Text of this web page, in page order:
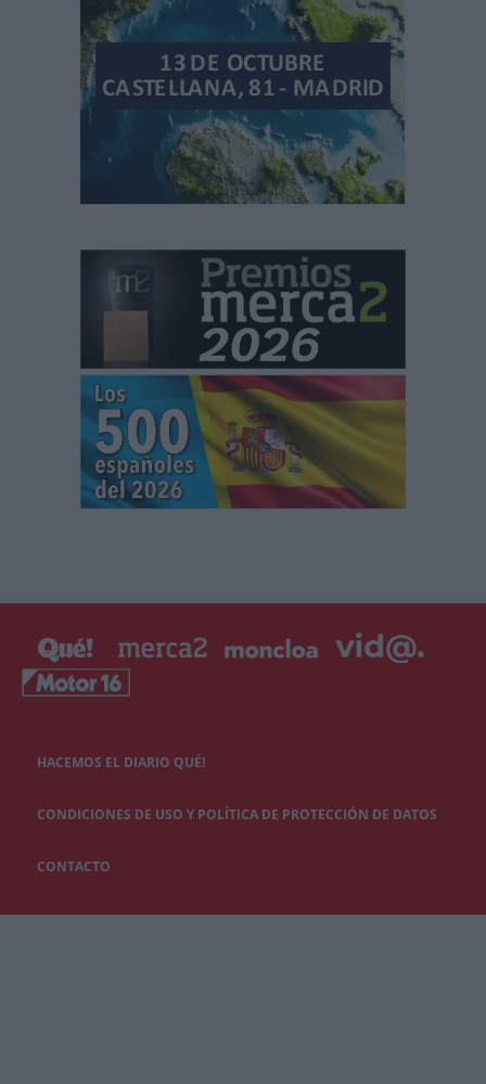
HACEMOS EL DIARIO QUÉ!
CONDICIONES DE USO Y POLÍTICA DE PROTECCIÓN DE DATOS
CONTACTO